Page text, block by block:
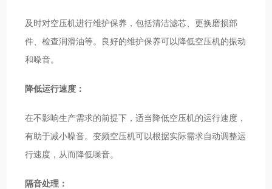
及时对空压机进行维护保养，包括清洁滤芯、更换磨损部
件、检查润滑油等。良好的维护保养可以降低空压机的振动
和噪音。
降低运行速度：
在不影响生产需求的前提下，适当降低空压机的运行速度，
有助于减小噪音。变频空压机可以根据实际需求自动调整运
行速度，从而降低噪音。
隔音处理：